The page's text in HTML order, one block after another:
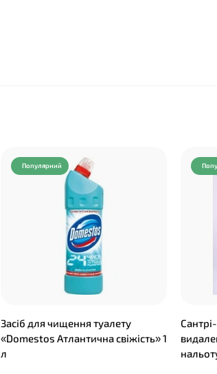
Популярний
Засіб для чищення туалету
«Domestos Атлантична свіжість» 1
л